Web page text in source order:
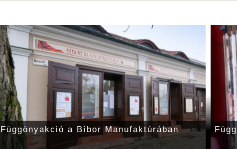
Függönyakció a Bíbor Manufaktúrában